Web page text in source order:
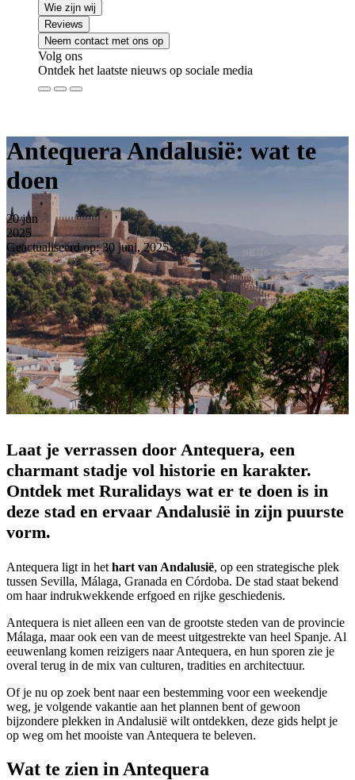
Wie zijn wij
Reviews
Neem contact met ons op
Volg ons
Ontdek het laatste nieuws op sociale media
Antequera Andalusië: wat te
doen
20 jun
2025
Geactualiseerd op: 30 juni, 2025
Laat je verrassen door Antequera, een
charmant stadje vol historie en karakter.
Ontdek met Ruralidays wat er te doen is in
deze stad en ervaar Andalusië in zijn puurste
vorm.
Antequera ligt in het hart van Andalusië, op een strategische plek
tussen Sevilla, Málaga, Granada en Córdoba. De stad staat bekend
om haar indrukwekkende erfgoed en rijke geschiedenis.
Antequera is niet alleen een van de grootste steden van de provincie
Málaga, maar ook een van de meest uitgestrekte van heel Spanje. Al
eeuwenlang komen reizigers naar Antequera, en hun sporen zie je
overal terug in de mix van culturen, tradities en architectuur.
Of je nu op zoek bent naar een bestemming voor een weekendje
weg, je volgende vakantie aan het plannen bent of gewoon
bijzondere plekken in Andalusië wilt ontdekken, deze gids helpt je
op weg om het mooiste van Antequera te beleven.
Wat te zien in Antequera